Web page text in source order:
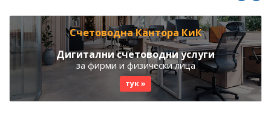
Счетоводна Кантора КиК
Дигитални счетоводни услуги
за фирми и физически лица
тук »